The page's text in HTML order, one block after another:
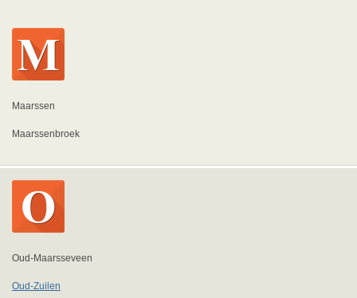
Maarssen
Maarssenbroek
Oud-Maarsseveen
Oud-Zuilen